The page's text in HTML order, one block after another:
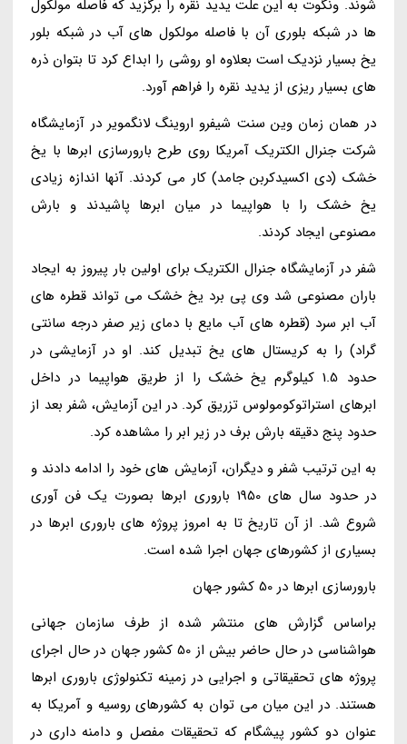
شوند. ونگوت به این علت یدید نقره را برگزید که فاصله مولکول
ها در شبکه بلوری آن با فاصله مولکول های آب در شبکه بلور
یخ بسیار نزدیک است بعلاوه او روشی را ابداع کرد تا بتوان ذره
های بسیار ریزی از یدید نقره را فراهم آورد.
در همان زمان وین سنت شیفرو اروینگ لانگمویر در آزمایشگاه
شرکت جنرال الکتریک آمریکا روی طرح بارورسازی ابرها با یخ
خشک (دی اکسیدکربن جامد) کار می کردند. آنها اندازه زیادی
یخ خشک را با هواپیما در میان ابرها پاشیدند و بارش
مصنوعی ایجاد کردند.
شفر در آزمایشگاه جنرال الکتریک برای اولین بار پیروز به ایجاد
باران مصنوعی شد وی پی برد یخ خشک می تواند قطره های
آب ابر سرد (قطره های آب مایع با دمای زیر صفر درجه سانتی
گراد) را به کریستال های یخ تبدیل کند. او در آزمایشی در
حدود 1.5 کیلوگرم یخ خشک را از طریق هواپیما در داخل
ابرهای استراتوکومولوس تزریق کرد. در این آزمایش، شفر بعد از
حدود پنج دقیقه بارش برف در زیر ابر را مشاهده کرد.
به این ترتیب شفر و دیگران، آزمایش های خود را ادامه دادند و
در حدود سال های 1950 باروری ابرها بصورت یک فن آوری
شروع شد. از آن تاریخ تا به امروز پروژه های باروری ابرها در
بسیاری از کشورهای جهان اجرا شده است.
بارورسازی ابرها در 50 کشور جهان
براساس گزارش های منتشر شده از طرف سازمان جهانی
هواشناسی در حال حاضر بیش از 50 کشور جهان در حال اجرای
پروژه های تحقیقاتی و اجرایی در زمینه تکنولوژی باروری ابرها
هستند. در این میان می توان به کشورهای روسیه و آمریکا به
عنوان دو کشور پیشگام که تحقیقات مفصل و دامنه داری در